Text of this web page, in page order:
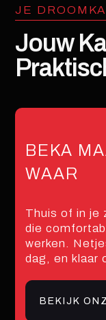
JE
Jouw
BEKA
WAAR
Thuis of in je
die
werken.
dag, en klaar
BEKIJK